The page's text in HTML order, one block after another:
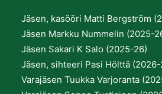
Jäsen, kasööri Matti Bergström
Jäsen Markku Nummelin (2025-
Jäsen Sakari K Salo (2025-26)
Jäsen, sihteeri Pasi Hölttä (2026-
Varajäsen Tuukka Varjoranta